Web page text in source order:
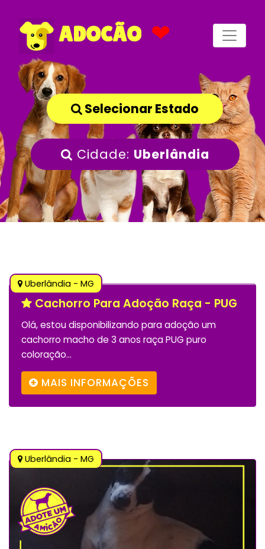
ADOCÃO ❤
Selecionar Estado
Cidade: Uberlândia
Uberlândia - MG
Cachorro Para Adoção Raça - PUG
Olá, estou disponibilizando para adoção um
cachorro macho de 3 anos raça PUG puro
coloração...
MAIS INFORMAÇÕES
Uberlândia - MG